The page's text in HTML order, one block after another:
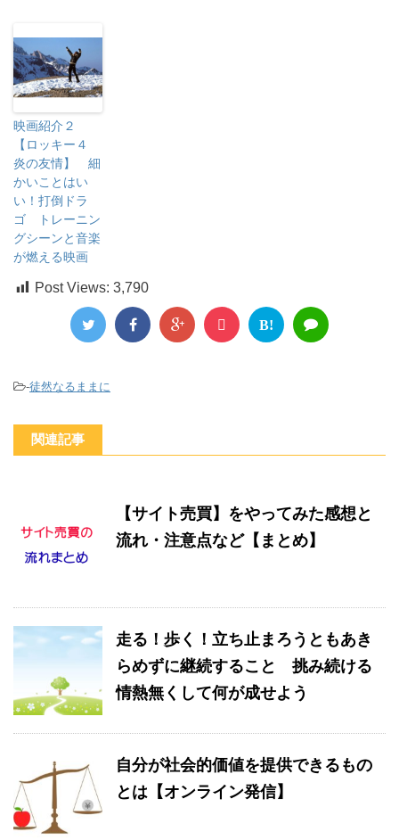
映画紹介２
【ロッキー４
炎の友情】 細
かいことはい
い！打倒ドラ
ゴ トレーニン
グシーンと音楽
が燃える映画
Post Views: 3,790
B!
-徒然なるままに
関連記事
【サイト売買】をやってみた感想と
流れ・注意点など【まとめ】
走る！歩く！立ち止まろうともあき
らめずに継続すること 挑み続ける
情熱無くして何が成せよう
自分が社会的価値を提供できるもの
とは【オンライン発信】